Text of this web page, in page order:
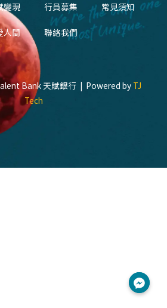
變現 行員募集 常見須知
人間 聯絡我們
Bank 天賦銀行 | Powered by TJ
Tech